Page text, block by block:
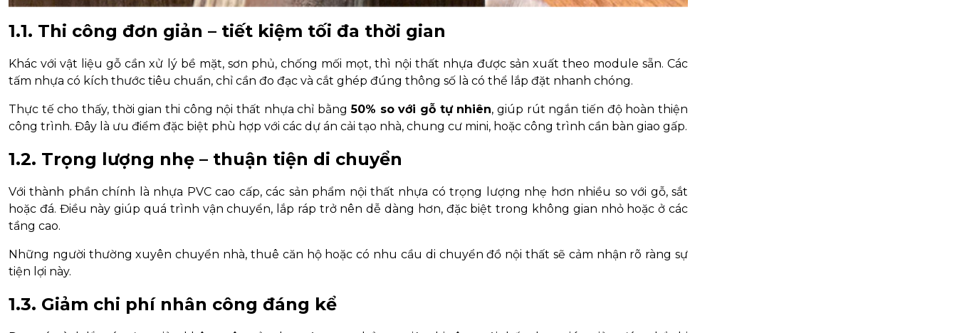
1.1. Thi công đơn giản – tiết kiệm tối đa thời gian
Khác với vật liệu gỗ cần xử lý bề mặt, sơn phủ, chống mối mọt, thì nội thất nhựa được sản xuất theo module sẵn. Các
tấm nhựa có kích thước tiêu chuẩn, chỉ cần đo đạc và cắt ghép đúng thông số là có thể lắp đặt nhanh chóng.
Thực tế cho thấy, thời gian thi công nội thất nhựa chỉ bằng50% so với gỗ tự nhiên, giúp rút ngắn tiến độ hoàn thiện
công trình. Đây là ưu điểm đặc biệt phù hợp với các dự án cải tạo nhà, chung cư mini, hoặc công trình cần bàn giao gấp.
1.2. Trọng lượng nhẹ – thuận tiện di chuyển
Với thành phần chính là nhựa PVC cao cấp, các sản phẩm nội thất nhựa có trọng lượng nhẹ hơn nhiều so với gỗ, sắt
hoặc đá. Điều này giúp quá trình vận chuyển, lắp ráp trở nên dễ dàng hơn, đặc biệt trong không gian nhỏ hoặc ở các
tầng cao.
Những người thường xuyên chuyển nhà, thuê căn hộ hoặc có nhu cầu di chuyển đồ nội thất sẽ cảm nhận rõ ràng sự
tiện lợi này.
1.3. Giảm chi phí nhân công đáng kể